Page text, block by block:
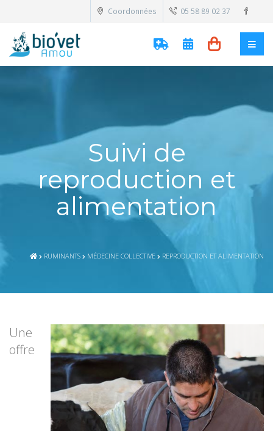
Coordonnées 05 58 89 02 37
Suivi de
reproduction et
alimentation
RUMINANTS MÉDECINE COLLECTIVE REPRODUCTION ET ALIMENTATION
Une
offre